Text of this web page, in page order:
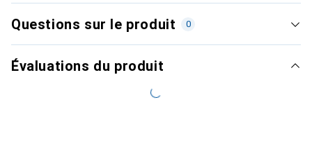
Questions sur le produit 0
Évaluations du produit